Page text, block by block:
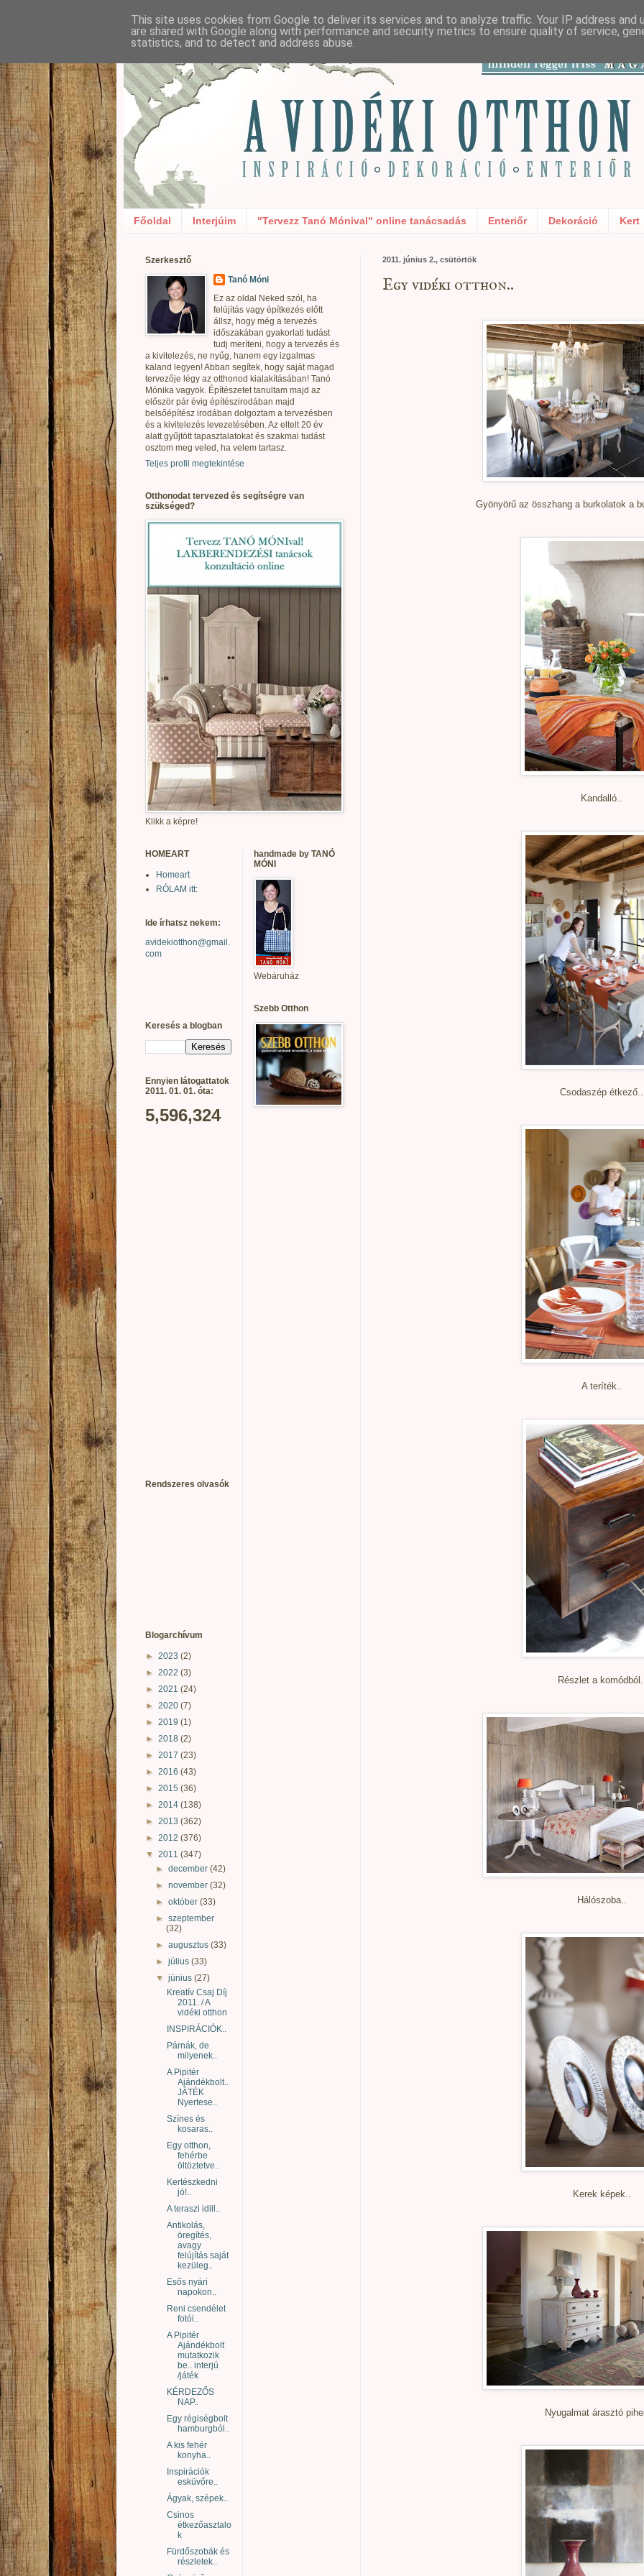
Főoldal Interjúim "Tervezz Tanó Mónival" online tanácsadás Enteriőr Dekoráció Kert
2011. június 2., csütörtök
Egy vidéki otthon..
Gyönyörű az összhang a burkolatok a
Kandalló..
Csodaszép étkező..
A teríték..
Részlet a
Hálószoba..
Kerek képek..
Nyugalmat árasztó
Szerkesztő
Tanó Móni
Ez az oldal Neked szól, ha
felújítás vagy építkezés előtt
állsz, hogy még a tervezés
időszakában gyakorlati tudást
tudj meríteni, hogy a tervezés és
a kivitelezés, ne nyűg, hanem egy izgalmas
kaland legyen! Abban segítek, hogy saját magad
tervezője légy az otthonod kialakításában! Tanó
Mónika vagyok. Építészetet tanultam majd az
először pár évig építészirodában majd
belsőépítész irodában dolgoztam a tervezésben
és a kivitelezés levezetésében. Az eltelt 20 év
alatt gyűjtött tapasztalatokat és szakmai tudást
osztom meg veled, ha velem tartasz.
Teljes profil megtekintése
Otthonodat tervezed és segítségre van
szükséged?
Klikk a képre!
HOMEART
Homeart
RÓLAM itt:
Ide írhatsz nekem:
avidekiotthon@gmail.
com
Keresés a blogban
Ennyien látogattatok
2011. 01. 01. óta:
5,596,324
Rendszeres olvasók
Blogarchívum
► 2023 (2)
► 2022 (3)
► 2021 (24)
► 2020 (7)
► 2019 (1)
► 2018 (2)
► 2017 (23)
► 2016 (43)
► 2015 (36)
► 2014 (138)
► 2013 (362)
► 2012 (376)
▼ 2011 (347)
►december(42)
►november(32)
►október(33)
►szeptember
(32)
►augusztus(33)
►július(33)
▼június(27)
Kreatív Csaj Díj
2011. / A
vidéki otthon
INSPIRÁCIÓK..
Párnák, de
milyenek..
A Pipitér
Ajándékbolt..
JÁTÉK
Nyertese..
Színes és
kosaras..
Egy otthon,
fehérbe
öltöztetve..
Kertészkedni
jó!..
A teraszi idill..
Antikolás,
öregítés,
avagy
felújítás saját
kezüleg..
Esős nyári
napokon..
Reni csendélet
fotói..
A Pipitér
Ajándékbolt
mutatkozik
be.. interjú
/játék
KÉRDEZŐS
NAP..
Egy régiségbolt
hamburgból..
A kis fehér
konyha..
Inspirációk
esküvőre..
Ágyak, szépek..
Csinos
étkezőasztalo
k
Fürdőszobák és
részletek..
handmade by TANÓ
MÓNI
Webáruház
Szebb Otthon
This site uses cookies from Google to deliver its services and to analyze traffic. Your IP address and
are shared with Google along with performance and security metrics to ensure quality of service,
statistics, and to detect and address abuse.